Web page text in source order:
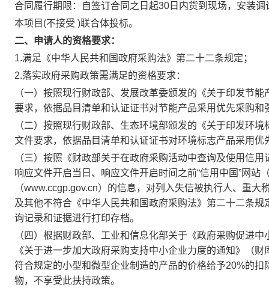
合同履行期限：自签订合同之日起30日内货到现场，安装
本项目(不接受 )联合体投标。
二、申请人的资格要求：
1.满足《中华人民共和国政府采购法》第二十二条规定；
2.落实政府采购政策需满足的资格要求：
（一）按照现行财政部、发展改革委颁发的《关于印发节
要求，依据品目清单和认证证书对节能产品采用优先采购和
（二）按照现行财政部、生态环境部颁发的《关于印发环
文件要求，依据品目清单和认证证书对环境标志产品采用优
（三）按照《财政部关于在政府采购活动中查询及使用信
响应文件开启当日、响应文件开启时间之前“信用中国”网
（www.ccgp.gov.cn）的信息，对列入失信被执行人、重
及其他不符合《中华人民共和国政府采购法》第二十二条
询记录和证据进行打印存档。
（四）根据财政部、工业和信息化部关于《政府采购促进
《关于进一步加大政府采购支持中小企业力度的通知》（
符合规定的小型和微型企业制造的产品的价格给予20%的
物，不享受此扶持政策。